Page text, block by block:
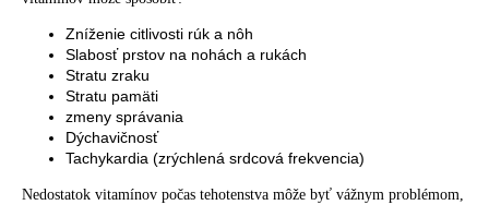
Zníženie citlivosti rúk a nôh
Slabosť prstov na nohách a rukách
Stratu zraku
Stratu pamäti
zmeny správania
Dýchavičnosť
Tachykardia (zrýchlená srdcová frekvencia)
Nedostatok vitamínov počas tehotenstva môže byť vážnym problémom,